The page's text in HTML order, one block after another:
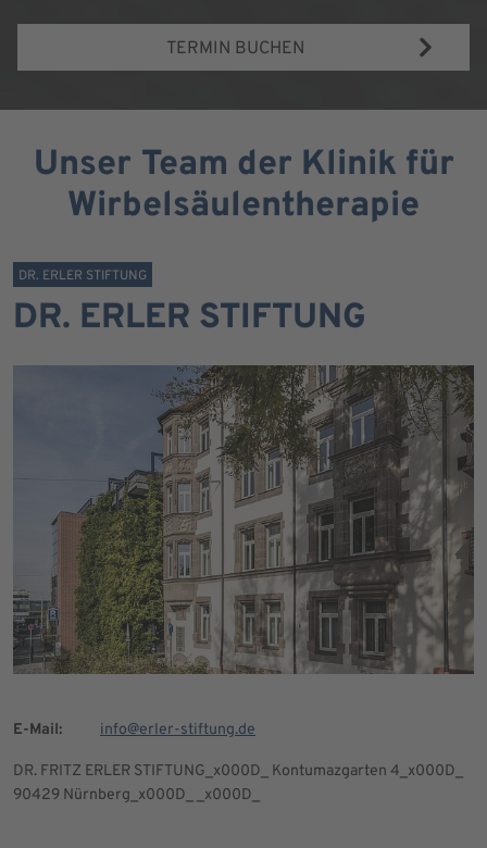
TERMIN BUCHEN
Unser Team der Klinik für
Wirbelsäulentherapie
DR. ERLER STIFTUNG
DR. ERLER STIFTUNG
E-Mail: info@erler-stiftung.de
DR. FRITZ ERLER STIFTUNG_x000D_ Kontumazgarten 4_x000D_
90429 Nürnberg_x000D_ _x000D_